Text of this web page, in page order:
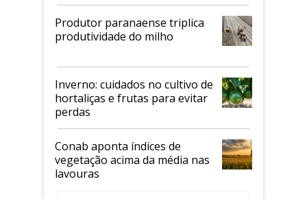
Produtor paranaense triplica
produtividade do milho
Inverno: cuidados no cultivo de
hortaliças e frutas para evitar
perdas
Conab aponta índices de
vegetação acima da média nas
lavouras